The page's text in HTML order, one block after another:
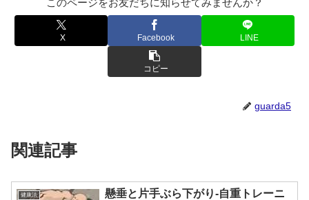
このページをお友だちに知らせてみませんか？
X Facebook LINE
コピー
guarda5
関連記事
健康法
懸垂と片手ぶら下がり-自重トレーニ